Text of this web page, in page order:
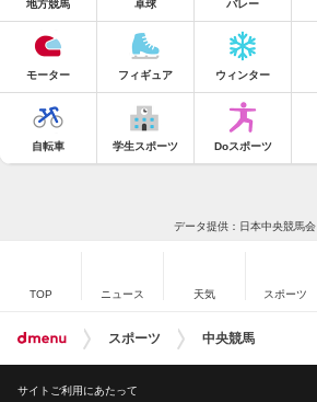
地方競馬 卓球 バレー
モーター フィギュア ウィンター
自転車 学生スポーツ Doスポーツ
データ提供：日本中央競馬会
TOP ニュース 天気 スポーツ
スポーツ 中央競馬
サイトご利用にあたって